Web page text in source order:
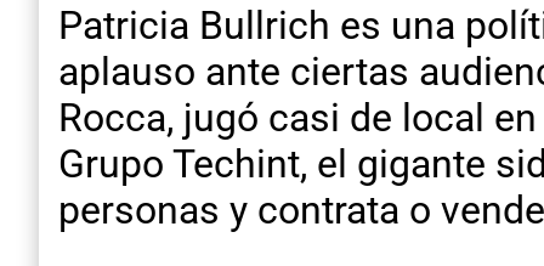
Patricia Bullrich es una
aplauso ante ciertas
Rocca, jugó casi de local
Grupo Techint, el gigante
personas y contrata o